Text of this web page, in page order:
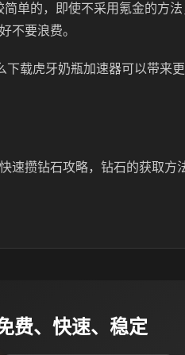
简单的，即使不采用氪金的方
不要浪费。
载虎牙奶瓶加速器可以带来更
速攒钻石攻略，钻石的获取方
费、快速、稳定